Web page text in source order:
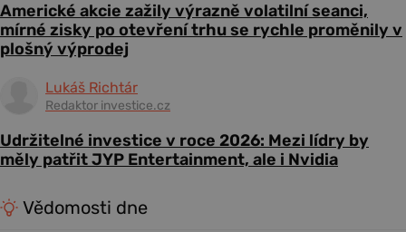
Americké akcie zažily výrazně volatilní seanci,
mírné zisky po otevření trhu se rychle proměnily v
plošný výprodej
Lukáš Richtár
Redaktor investice.cz
Udržitelné investice v roce 2026: Mezi lídry by
měly patřit JYP Entertainment, ale i Nvidia
Vědomosti dne